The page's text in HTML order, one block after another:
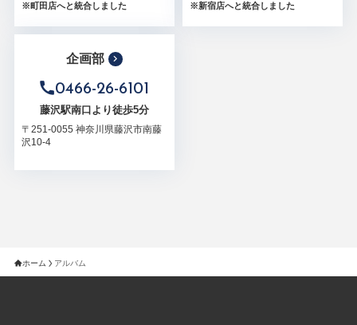
※町田店へと統合しました ※新宿店へと統合しました
企画部
0466-26-6101
藤沢駅南口より徒歩5分
〒251-0055 神奈川県藤沢市南藤
沢10-4
ホーム アルバム